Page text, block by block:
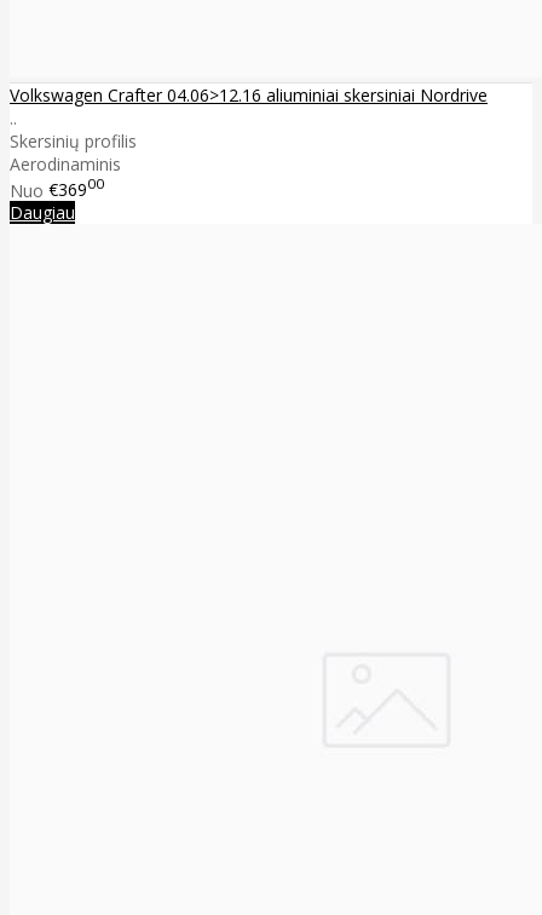
Volkswagen Crafter 04.06>12.16 aliuminiai skersiniai Nordrive
..
Skersinių profilis
Aerodinaminis
Nuo €36900
Daugiau